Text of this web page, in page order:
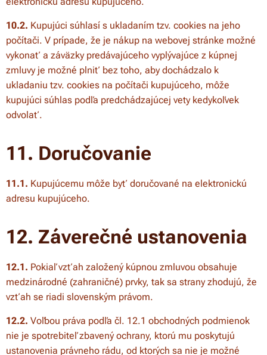
10.2. Kupujúci súhlasí s ukladaním tzv. cookies na jeho
počítači. V prípade, že je nákup na webovej stránke možné
vykonať a záväzky predávajúceho vyplývajúce z kúpnej
zmluvy je možné plniť bez toho, aby dochádzalo k
ukladaniu tzv. cookies na počítači kupujúceho, môže
kupujúci súhlas podľa predchádzajúcej vety kedykoľvek
odvolať.
11. Doručovanie
11.1. Kupujúcemu môže byť doručované na elektronickú
adresu kupujúceho.
12. Záverečné ustanovenia
12.1. Pokiaľ vzťah založený kúpnou zmluvou obsahuje
medzinárodné (zahraničné) prvky, tak sa strany zhodujú, že
vzťah se riadi slovenským právom.
12.2. Voľbou práva podľa čl. 12.1 obchodných podmienok
nie je spotrebiteľ zbavený ochrany, ktorú mu poskytujú
ustanovenia právneho rádu, od ktorých sa nie je možné